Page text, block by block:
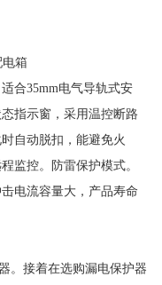
电箱
合35mm电气导轨式安
指示窗，采用温控断路
自动脱扣，能避免火
监控。防雷保护模式。
电流容量大，产品寿命
。接着在选购漏电保护器